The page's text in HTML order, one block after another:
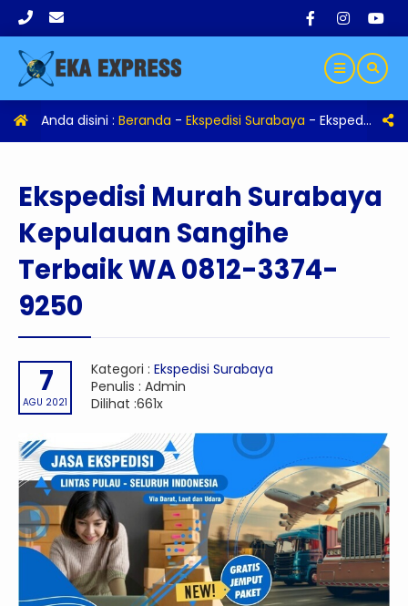
Anda disini : Beranda - Ekspedisi Surabaya - Ekspedisi Murah Surabaya Kepulauan Sangihe Terbaik WA 0812-3374-9250
Ekspedisi Murah Surabaya
Kepulauan Sangihe
Terbaik WA 0812-3374-
9250
7
AGU 2021
Kategori : Ekspedisi Surabaya
Penulis : Admin
Dilihat :661x